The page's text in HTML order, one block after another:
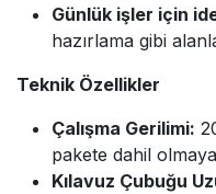
Günlük işler için
hazırlama gibi
Teknik Özellikler
Çalışma Gerilimi:
pakete dahil
Kılavuz Çubuğu